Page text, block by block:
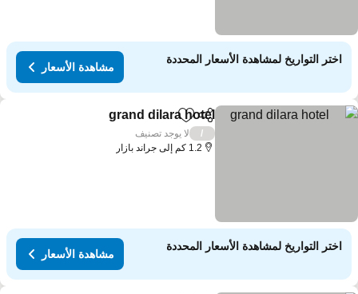
اختر التواريخ لمشاهدة الأسعار المحددة
مشاهدة الأسعار
مشاركةAdd to favorites
grand dilara hotel
لا يوجد تصنيف
1.2 كم إلى جراند بازار
اختر التواريخ لمشاهدة الأسعار المحددة
مشاهدة الأسعار